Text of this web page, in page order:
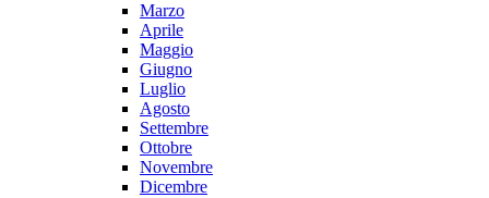
Marzo
Aprile
Maggio
Giugno
Luglio
Agosto
Settembre
Ottobre
Novembre
Dicembre